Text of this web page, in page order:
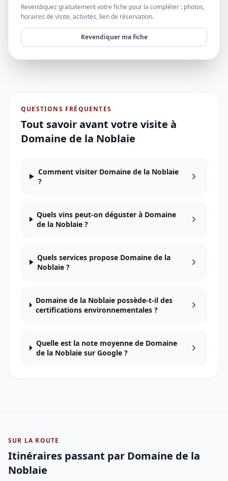
Revendiquez gratuitement votre fiche pour la compléter : photos,
horaires de visite, activités, lien de réservation.
Revendiquer ma fiche
QUESTIONS FRÉQUENTES
Tout savoir avant votre visite à
Domaine de la Noblaie
Comment visiter Domaine de la Noblaie
?
Quels vins peut-on déguster à Domaine
de la Noblaie ?
Quels services propose Domaine de la
Noblaie ?
Domaine de la Noblaie possède-t-il des
certifications environnementales ?
Quelle est la note moyenne de Domaine
de la Noblaie sur Google ?
SUR LA ROUTE
Itinéraires passant par Domaine de la
Noblaie